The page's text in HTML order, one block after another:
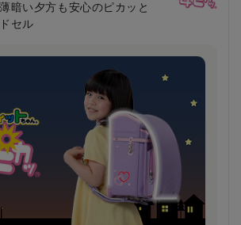
筋へかかる圧力が約30％軽減！
ョン＆特許登録された特殊構造の楽ッ
、肩への圧力が分散され、体への負担
。
暗い夕方も安心のピカッと
セル